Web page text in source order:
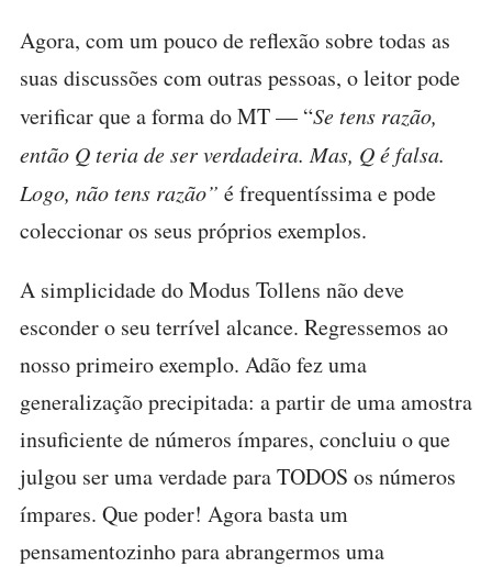
Agora, com um pouco de reflexão sobre todas as
suas discussões com outras pessoas, o leitor pode
verificar que a forma do MT — “Se tens razão,
então Q teria de ser verdadeira. Mas, Q é falsa.
Logo, não tens razão” é frequentíssima e pode
coleccionar os seus próprios exemplos.
A simplicidade do Modus Tollens não deve
esconder o seu terrível alcance. Regressemos ao
nosso primeiro exemplo. Adão fez uma
generalização precipitada: a partir de uma amostra
insuficiente de números ímpares, concluiu o que
julgou ser uma verdade para TODOS os números
ímpares. Que poder! Agora basta um
pensamentozinho para abrangermos uma